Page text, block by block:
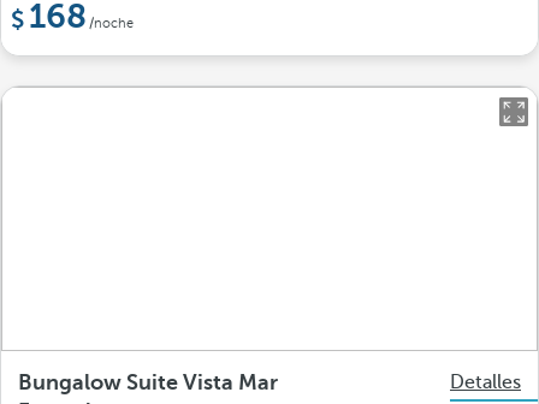
168 /noche
Bungalow Suite Vista Mar
Detalles